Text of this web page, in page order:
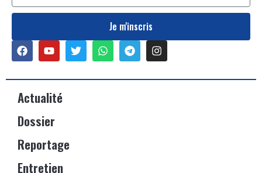
Je m'inscris
Actualité
Dossier
Reportage
Entretien